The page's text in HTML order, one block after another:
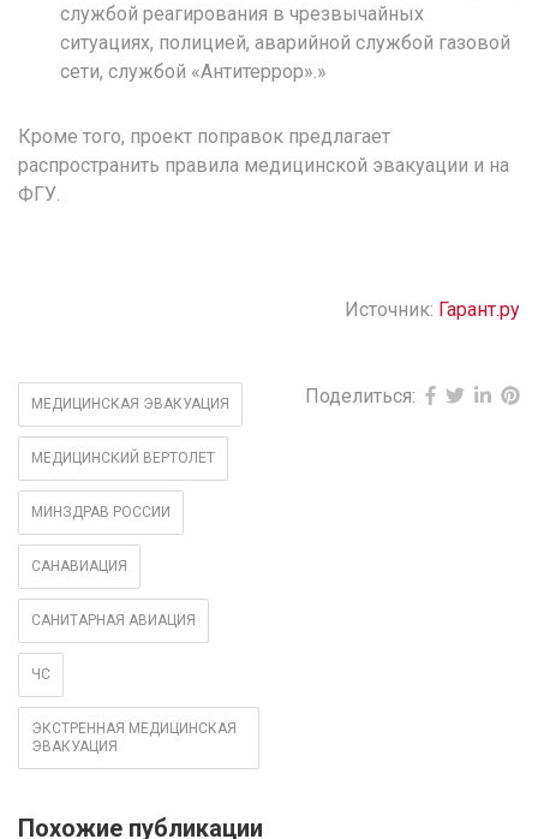
службой реагирования в чрезвычайных
ситуациях, полицией, аварийной службой газовой
сети, службой «Антитеррор».»
Кроме того, проект поправок предлагает
распространить правила медицинской эвакуации и на
ФГУ.
Источник: Гарант.ру
МЕДИЦИНСКАЯ ЭВАКУАЦИЯ
МЕДИЦИНСКИЙ ВЕРТОЛЕТ
МИНЗДРАВ РОССИИ
САНАВИАЦИЯ
САНИТАРНАЯ АВИАЦИЯ
ЧС
ЭКСТРЕННАЯ МЕДИЦИНСКАЯ
ЭВАКУАЦИЯ
Поделиться:
Похожие публикации